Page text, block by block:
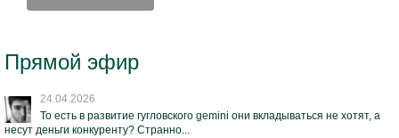
Прямой эфир
24.04.2026
То есть в развитие гугловского gemini они вкладываться не хотят, а
несут деньги конкуренту? Странно...